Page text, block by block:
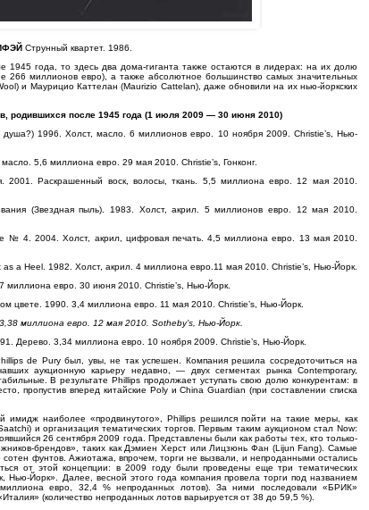
Струнный квартет. 1986.
1945 года, то здесь два дома-гиганта также остаются в лидерах: на их долю
266 миллионов евро), а также абсолютное большинство самых значительных
и Маурицио Каттелан (Maurizio Cattelan), даже обновили на их нью-йоркских
родившихся после 1945 года (1 июля 2009 — 30 июня 2010)
душа?) 1996. Холст, масло. 6 миллионов евро. 10 ноября 2009. Christie’s, Нью-
5,6 миллиона евро. 29 мая 2010. Christie’s, Гонконг.
2001. Раскрашенный воск, волосы, ткань. 5,5 миллиона евро. 12 мая 2010.
(Звездная пыль). 1983. Холст, акрил. 5 миллионов евро. 12 мая 2010.
№ 4. 2004. Холст, акрил, цифровая печать. 4,5 миллиона евро. 13 мая 2010.
as a Heel. 1982. Холст, акрил. 4 миллиона евро.11 мая 2010. Christie’s, Нью-Йорк.
миллиона евро. 30 июня 2010. Christie’s, Нью-Йорк.
цвете. 1990. 3,4 миллиона евро. 11 мая 2010. Christie’s, Нью-Йорк.
миллиона евро. 12 мая 2010. Sotheby’s, Нью-Йорк.
Дерево. 3,34 миллиона евро. 10 ноября 2009. Christie’s, Нью-Йорк.
de Pury был, увы, не так успешен. Компания решила сосредоточиться на
аукционную карьеру недавно, — двух сегментах рынка Contemporary,
В результате Phillips продолжает уступать свою долю конкурентам: в
пропустив вперед китайские Poly и China Guardian (при составлении списка
имидж наиболее «продвинутого», Phillips решился пойти на такие меры, как
и организация тематических торгов. Первым таким аукционом стал Now:
26 сентября 2009 года. Представлены были как работы тех, кто только-
брендов», таких как Дэмиен Херст или Лицзюнь Фан (Lijun Fang). Самые
фунтов. Ажиотажа, впрочем, торги не вызвали, и непроданными остались
от этой концепции: в 2009 году были проведены еще три тематических
Йорк». Далее, весной этого года компания провела торги под названием
евро, 32,4 % непроданных лотов). За ними последовали «БРИК»
(количество непроданных лотов варьируется от 38 до 59,5 %).